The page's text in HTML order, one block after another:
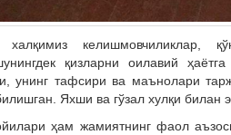
келишмовчиликлар,
қизларни оилавий
унинг тафсири ва маънолари
Яхши ва гўзал хулқи билан
ҳам жамиятнинг фаол